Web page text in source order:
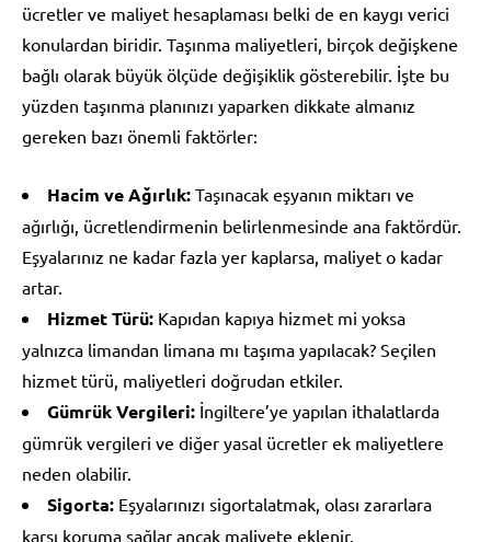
ücretler ve maliyet hesaplaması belki de en kaygı verici
konulardan biridir. Taşınma maliyetleri, birçok değişkene
bağlı olarak büyük ölçüde değişiklik gösterebilir. İşte bu
yüzden taşınma planınızı yaparken dikkate almanız
gereken bazı önemli faktörler:
Hacim ve Ağırlık: Taşınacak eşyanın miktarı ve
ağırlığı, ücretlendirmenin belirlenmesinde ana faktördür.
Eşyalarınız ne kadar fazla yer kaplarsa, maliyet o kadar
artar.
Hizmet Türü: Kapıdan kapıya hizmet mi yoksa
yalnızca limandan limana mı taşıma yapılacak? Seçilen
hizmet türü, maliyetleri doğrudan etkiler.
Gümrük Vergileri: İngiltere’ye yapılan ithalatlarda
gümrük vergileri ve diğer yasal ücretler ek maliyetlere
neden olabilir.
Sigorta: Eşyalarınızı sigortalatmak, olası zararlara
karşı koruma sağlar ancak maliyete eklenir.